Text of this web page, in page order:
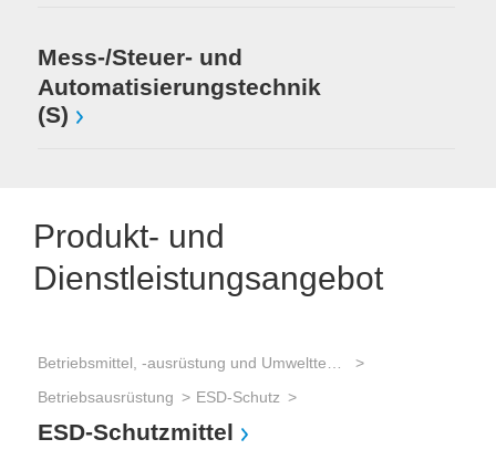
Mess-/Steuer- und
Automatisierungstechnik
(S)
Produkt- und
Dienstleistungsangebot
Betriebsausrüstung
ESD-Schutz
ESD-Schutzmittel